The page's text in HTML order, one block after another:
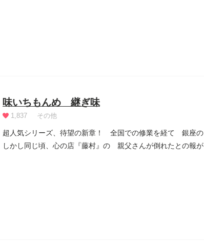
味いちもんめ 継ぎ味
1,837 その他
超人気シリーズ、待望の新章！ 全国での修業を経て 銀座
しかし同じ頃、心の店『藤村』の 親父さんが倒れたとの報